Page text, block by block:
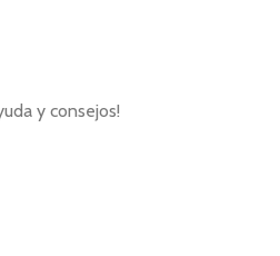
y consejos!